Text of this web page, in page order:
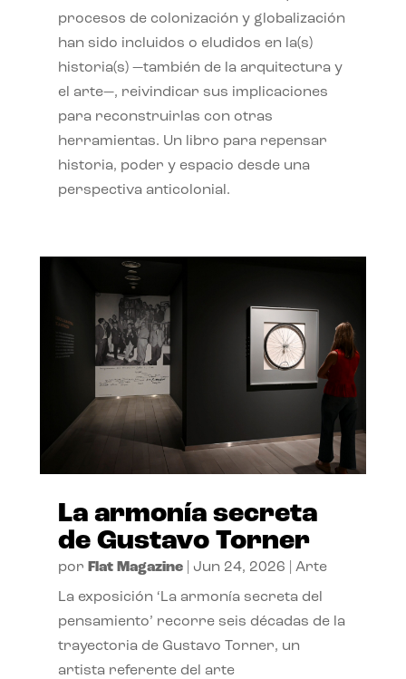
procesos de colonización y globalización
han sido incluidos o eludidos en la(s)
historia(s) —también de la arquitectura y
el arte—, reivindicar sus implicaciones
para reconstruirlas con otras
herramientas. Un libro para repensar
historia, poder y espacio desde una
perspectiva anticolonial.
La armonía secreta
de Gustavo Torner
por Flat Magazine| Jun 24, 2026 Arte
La exposición ‘La armonía secreta del
pensamiento’ recorre seis décadas de la
trayectoria de Gustavo Torner, un
artista referente del arte